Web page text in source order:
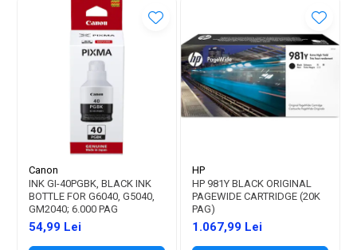
Canon
INK GI-40PGBK, BLACK INK
BOTTLE FOR G6040, G5040,
GM2040; 6.000 PAG
54,99 Lei
HP
HP 981Y BLACK ORIGINAL
PAGEWIDE CARTRIDGE (20K
PAG)
1.067,99 Lei